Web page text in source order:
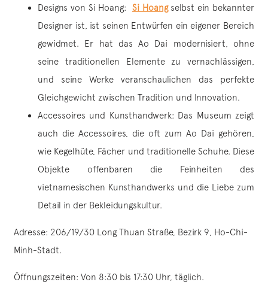
Designs von Si Hoang: Si Hoangselbst ein bekannter
Designer ist, ist seinen Entwürfen ein eigener Bereich
gewidmet. Er hat das Ao Dai modernisiert, ohne
seine traditionellen Elemente zu vernachlässigen,
und seine Werke veranschaulichen das perfekte
Gleichgewicht zwischen Tradition und Innovation.
Accessoires und Kunsthandwerk: Das Museum zeigt
auch die Accessoires, die oft zum Ao Dai gehören,
wie Kegelhüte, Fächer und traditionelle Schuhe. Diese
Objekte offenbaren die Feinheiten des
vietnamesischen Kunsthandwerks und die Liebe zum
Detail in der Bekleidungskultur.
Adresse: 206/19/30 Long Thuan Straße, Bezirk 9, Ho-Chi-
Minh-Stadt.
Öffnungszeiten: Von 8:30 bis 17:30 Uhr, täglich.